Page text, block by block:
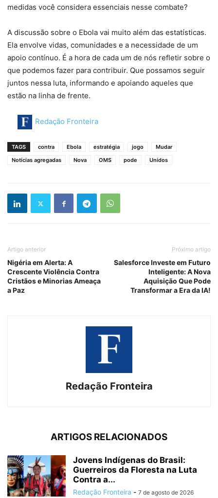
medidas você considera essenciais nesse combate?
A discussão sobre o Ebola vai muito além das estatísticas.
Ela envolve vidas, comunidades e a necessidade de um
apoio contínuo. É a hora de cada um de nós refletir sobre o
que podemos fazer para contribuir. Que possamos seguir
juntos nessa luta, informando e apoiando aqueles que
estão na linha de frente.
Redação Fronteira
TAGS contra Ebola estratégia jogo
Mudar
Notícias agregadas
Nova OMS pode Unidos
Artigo anterior
Nigéria em Alerta: A
Crescente Violência Contra
Cristãos e Minorias Ameaça
a Paz
Próximo artigo
Salesforce Investe em Futuro
Inteligente: A Nova
Aquisição Que Pode
Transformar a Era da IA!
Redação Fronteira
ARTIGOS RELACIONADOS
Jovens Indígenas do Brasil:
Guerreiros da Floresta na Luta
Contra a...
Redação Fronteira - 7 de agosto de 2026